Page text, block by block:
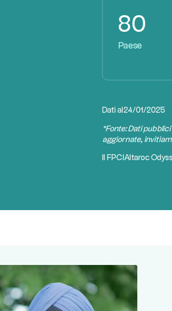
80
Paese
Dati al 24/01/2025
*Fonte: Dati
aggiornate,
FPCI Altaroc